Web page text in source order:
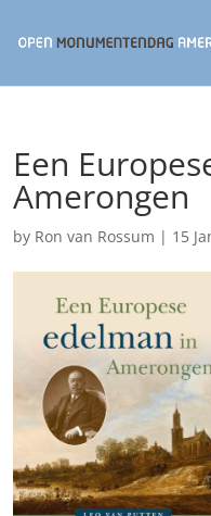
Een
Amerongen
by Ron van Rossum | 15